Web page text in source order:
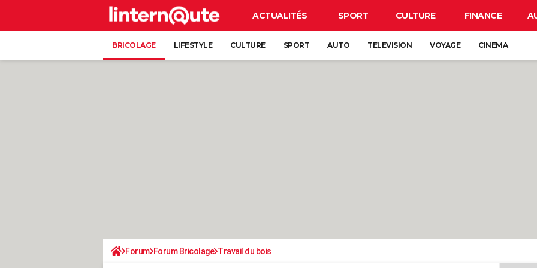
ACTUALITÉS SPORT CULTURE FINANCE
BRICOLAGE LIFESTYLE CULTURE SPORT AUTO TELEVISION VOYAGE CINEMA
Forum Forum Bricolage Travail du bois